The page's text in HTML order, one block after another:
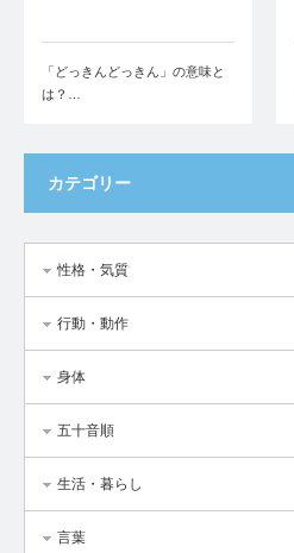
「どっきんどっきん」の意味と
は？…
カテゴリー
性格・気質
行動・動作
身体
五十音順
生活・暮らし
言葉